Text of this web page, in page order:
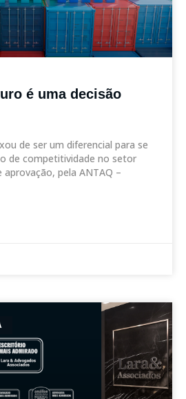
é uma decisão
de ser um diferencial para se
de competitividade no setor
pela ANTAQ –